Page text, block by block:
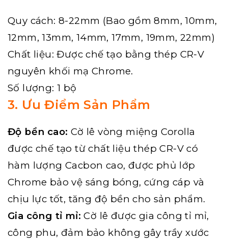
Quy cách: 8-22mm (Bao gồm 8mm, 10mm,
12mm, 13mm, 14mm, 17mm, 19mm, 22mm)
Chất liệu: Được chế tạo bằng thép CR-V
nguyên khối mạ Chrome.
Số lượng: 1 bộ
3. Ưu Điểm Sản Phẩm
Độ bền cao: Cờ lê vòng miệng Corolla
được chế tạo từ chất liệu thép CR-V có
hàm lượng Cacbon cao, được phủ lớp
Chrome bảo vệ sáng bóng, cứng cáp và
chịu lực tốt, tăng độ bền cho sản phẩm.
Gia công tỉ mỉ: Cờ lê được gia công tỉ mỉ,
công phu, đảm bảo không gây trầy xước